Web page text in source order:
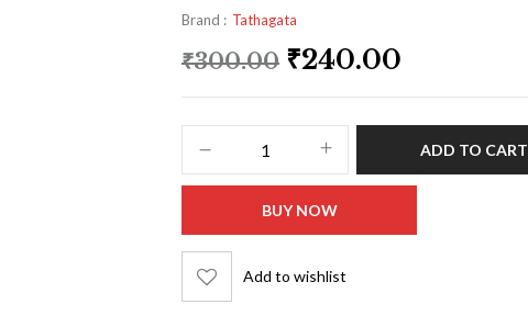
Brand : Tathagata
₹300.00 ₹240.00
ADD TO CART
BUY NOW
Add to wishlist